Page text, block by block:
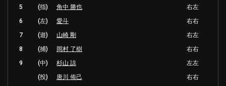
5
(指) 角中 勝也
右左
6
(左) 愛斗
右右
7
(遊) 山崎 剛
右左
8
(捕) 岡村 了樹
右右
9
(中) 杉山 諒
左左
(投)
唐川 侑己 右右